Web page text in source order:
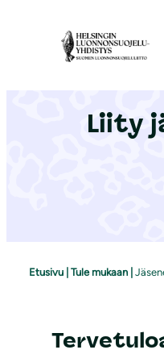
Liity
Etusivu Tule mukaan